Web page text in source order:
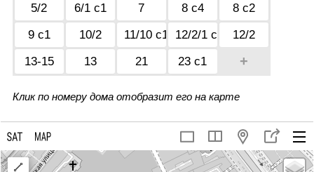
5/2
6/1 с1 7 8 с4
8 с2
9 с1
10/2 11/10 с1 12/2/1 с1
12/2
13-15
13 21 23 с1 +
Клик по номеру дома отобразит его на карте
Draw